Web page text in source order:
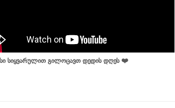
სიყვარულით გილოცავთ დედის დღეს ❤️